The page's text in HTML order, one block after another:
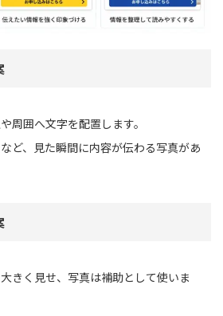
周囲へ文字を配置します。
ど、見た瞬間に内容が伝わる写真があ
きく見せ、写真は補助として使いま